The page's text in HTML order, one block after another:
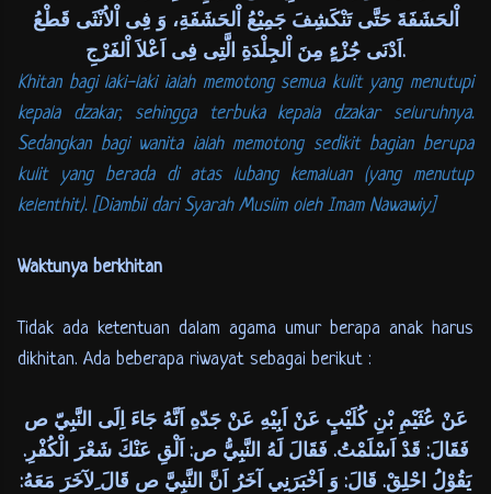
اْلحَشَفَةَ حَتَّى تَنْكَشِفَ جَمِيْعُ اْلحَشَفَةِ، وَ فِى اْلاُنْثَى قَطْعُ
اَدْنَى جُزْءٍ مِنَ اْلجِلْدَةِ الَّتِى فِى اَعْلاَ اْلفَرْجِ.
Khitan bagi laki-laki ialah memotong semua kulit yang menutupi
kepala dzakar, sehingga terbuka kepala dzakar seluruhnya.
Sedangkan bagi wanita ialah memotong sedikit bagian berupa
kulit yang berada di atas lubang kemaluan (yang menutup
kelenthit). [Diambil dari Syarah Muslim oleh Imam Nawawiy]
Waktunya berkhitan
Tidak ada ketentuan dalam agama umur berapa anak harus
dikhitan. Ada beberapa riwayat sebagai berikut :
عَنْ عُثَيْمِ بْنِ كُلَيْبٍ عَنْ اَبِيْهِ عَنْ جَدّهِ اَنَّهُ جَاءَ اِلَى النَّبِيّ ص
فَقَالَ: قَدْ اَسْلَمْتُ. فَقَالَ لَهُ النَّبِيُّ ص: اَلْقِ عَنْكَ شَعْرَ الْكُفْرِ.
يَقُوْلُ احْلِقْ. قَالَ: وَ اَخْبَرَنِي آخَرُ اَنَّ النَّبِيَّ ص قَالَ ِلآخَرَ مَعَهُ: